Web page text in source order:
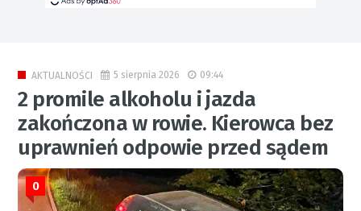
AKTUALNOŚCI 5 sierpnia 2026 09:44
2 promile alkoholu i jazda
zakończona w rowie. Kierowca bez
uprawnień odpowie przed sądem
0